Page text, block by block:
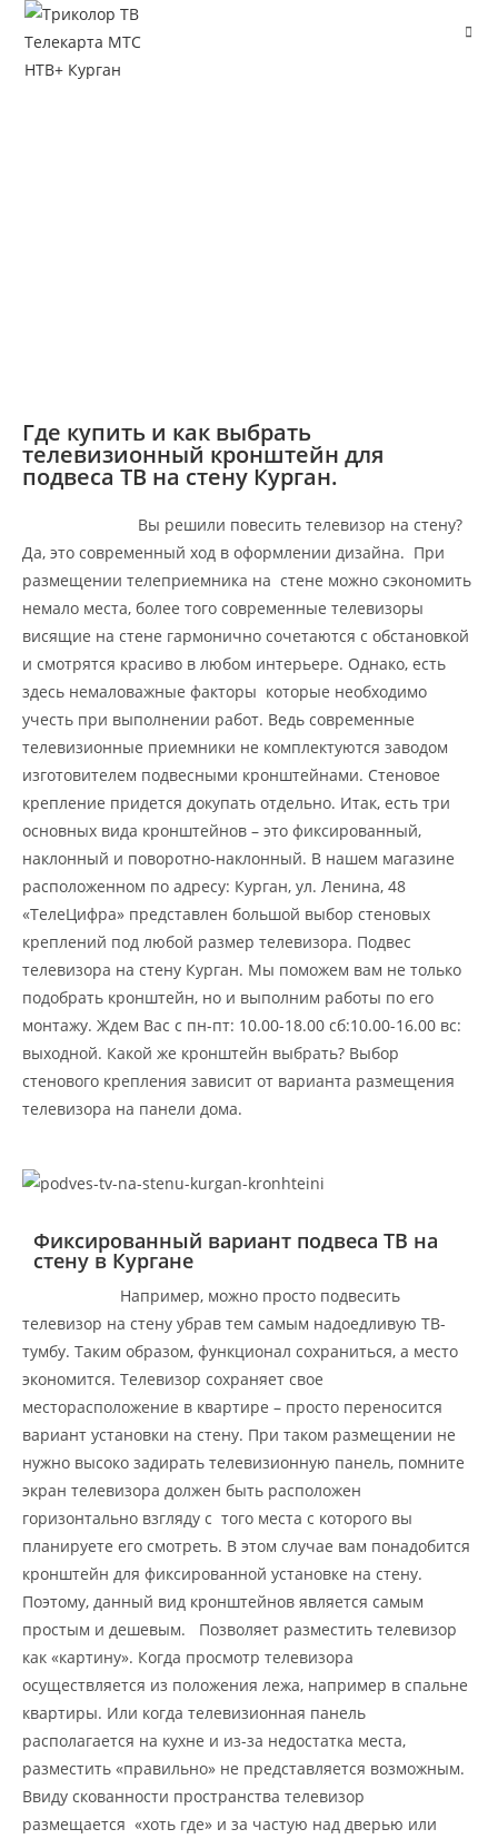
Где купить и как выбрать
телевизионный кронштейн для
подвеса ТВ на стену Курган.
Вы решили повесить телевизор на стену?
Да, это современный ход в оформлении дизайна. При
размещении телеприемника на стене можно сэкономить
немало места, более того современные телевизоры
висящие на стене гармонично сочетаются с обстановкой
и смотрятся красиво в любом интерьере. Однако, есть
здесь немаловажные факторы которые необходимо
учесть при выполнении работ. Ведь современные
телевизионные приемники не комплектуются заводом
изготовителем подвесными кронштейнами. Стеновое
крепление придется докупать отдельно. Итак, есть три
основных вида кронштейнов – это фиксированный,
наклонный и поворотно-наклонный. В нашем магазине
расположенном по адресу: Курган, ул. Ленина, 48
«ТелеЦифра» представлен большой выбор стеновых
креплений под любой размер телевизора. Подвес
телевизора на стену Курган. Мы поможем вам не только
подобрать кронштейн, но и выполним работы по его
монтажу. Ждем Вас с пн-пт: 10.00-18.00 сб:10.00-16.00 вс:
выходной. Какой же кронштейн выбрать? Выбор
стенового крепления зависит от варианта размещения
телевизора на панели дома.
Фиксированный вариант подвеса ТВ на
стену в Кургане
Например, можно просто подвесить
телевизор на стену убрав тем самым надоедливую ТВ-
тумбу. Таким образом, функционал сохраниться, а место
экономится. Телевизор сохраняет свое
месторасположение в квартире – просто переносится
вариант установки на стену. При таком размещении не
нужно высоко задирать телевизионную панель, помните
экран телевизора должен быть расположен
горизонтально взгляду с того места с которого вы
планируете его смотреть. В этом случае вам понадобится
кронштейн для фиксированной установке на стену.
Поэтому, данный вид кронштейнов является самым
простым и дешевым. Позволяет разместить телевизор
как «картину». Когда просмотр телевизора
осуществляется из положения лежа, например в спальне
квартиры. Или когда телевизионная панель
располагается на кухне и из-за недостатка места,
разместить «правильно» не представляется возможным.
Ввиду скованности пространства телевизор
размещается «хоть где» и за частую над дверью или